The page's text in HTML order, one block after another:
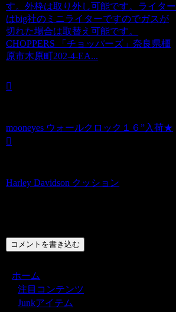
す。外枠は取り外し可能です。ライター
はbig社のミニライターですのでガスが
切れた場合は取替え可能です。
CHOPPERS 「チョッパーズ」奈良県橿
原市木原町202-4-EA...
mooneyes ウォールクロック１６”入荷★
Harley Davidson クッション
コメントを書き込む
ホーム
注目コンテンツ
Junkアイテム